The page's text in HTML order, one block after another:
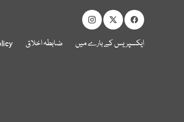
ایکسپریس کے بارے میں ضابطہ اخلاق